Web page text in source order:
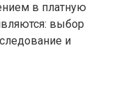
в платную
выбор
и